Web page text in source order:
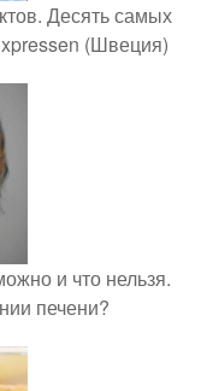
Десять самых
(Швеция)
и что нельзя.
печени?